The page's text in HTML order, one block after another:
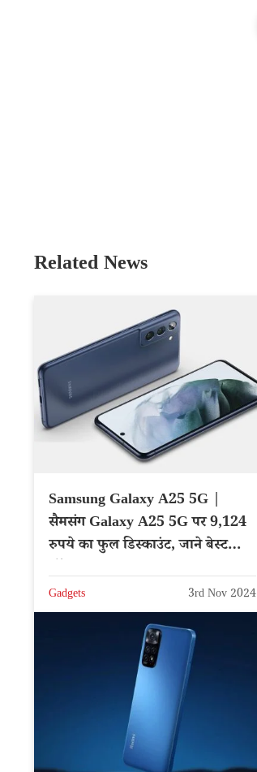
Related News
Samsung Galaxy A25 5G |
सैमसंग Galaxy A25 5G पर 9,124
रुपये का फुल डिस्काउंट, जाने बेस्ट
Gadgets 3rd Nov 2024